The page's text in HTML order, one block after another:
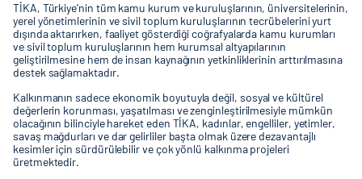
TİKA, Türkiye’nin tüm kamu kurum ve kuruluşlarının, üniversitelerinin,
yerel yönetimlerinin ve sivil toplum kuruluşlarının tecrübelerini yurt
dışında aktarırken, faaliyet gösterdiği coğrafyalarda kamu kurumları
ve sivil toplum kuruluşlarının hem kurumsal altyapılarının
geliştirilmesine hem de insan kaynağının yetkinliklerinin arttırılmasına
destek sağlamaktadır.
Kalkınmanın sadece ekonomik boyutuyla değil, sosyal ve kültürel
değerlerin korunması, yaşatılması ve zenginleştirilmesiyle mümkün
olacağının bilinciyle hareket eden TİKA, kadınlar, engelliler, yetimler,
savaş mağdurları ve dar gelirliler başta olmak üzere dezavantajlı
kesimler için sürdürülebilir ve çok yönlü kalkınma projeleri
üretmektedir.